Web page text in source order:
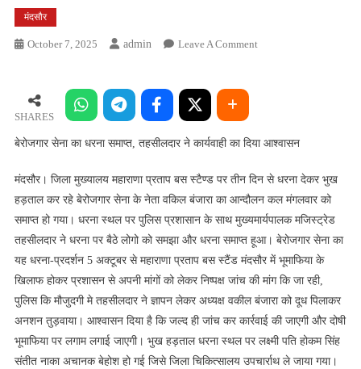
मंदसौर
October 7, 2025 Admin Leave A CommentOn
आश्वासन
SHARES
बेरोजगार सेना का धरना समाप्त, तहसीलदार ने कार्यवाही का दिया आश्वासन
मंदसौर। जिला मुख्यालय महाराणा प्रताप बस स्टैण्ड पर तीन दिन से धरना देकर भुख
हड़ताल कर रहे बेरोजगार सेना के नेता वकिल बंजारा का आन्दौलन कल मंगलवार को
समाप्त हो गया। धरना स्थल पर पुलिस प्रशासान के साथ मुख्यमार्यपालक मजिस्ट्रेड
तहसीलदार ने धरना पर बैठे लोगो को समझा और धरना समाप्त हूआ। बेरोजगार सेना का
यह धरना-प्रदर्शन 5 अक्टूबर से महाराणा प्रताप बस स्टैंड मंदसौर में भूमाफिया के
खिलाफ होकर प्रशासन से अपनी मांगों को लेकर निष्पक्ष जांच की मांग कि जा रही,
पुलिस कि मौजुदगी मे तहसीलदार ने ज्ञापन लेकर अध्यक्ष वकील बंजारा को दूध पिलाकर
अनशन तुड़वाया। आश्वासन दिया है कि जल्द ही जांच कर कार्रवाई की जाएगी और दोषी
भूमाफिया पर लगाम लगाई जाएगी। भुख हड़ताल धरना स्थल पर लक्ष्मी पति होकम सिंह
संतीत नाका अचानक बेहोश हो गई जिसे जिला चिकित्सालय उपचार्राथ ले जाया गया।